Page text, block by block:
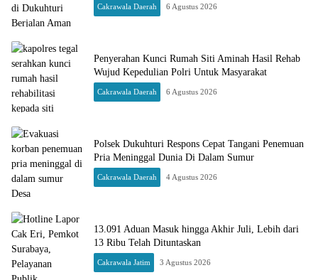
Cakrawala Daerah 6 Agustus 2026
Penyerahan Kunci Rumah Siti Aminah Hasil Rehab
Wujud Kepedulian Polri Untuk Masyarakat
Cakrawala Daerah 6 Agustus 2026
Polsek Dukuhturi Respons Cepat Tangani Penemuan
Pria Meninggal Dunia Di Dalam Sumur
Cakrawala Daerah 4 Agustus 2026
13.091 Aduan Masuk hingga Akhir Juli, Lebih dari
13 Ribu Telah Dituntaskan
Cakrawala Jatim 3 Agustus 2026